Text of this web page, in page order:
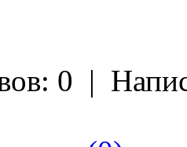
0 |